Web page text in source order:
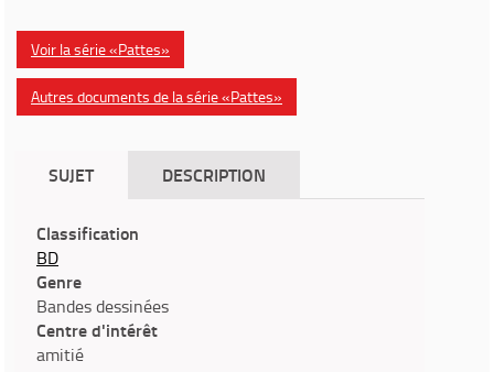
Voir la série «Pattes»
Autres documents de la série «Pattes»
SUJET DESCRIPTION
Classification
BD
Genre
Bandes dessinées
Centre d'intérêt
amitié